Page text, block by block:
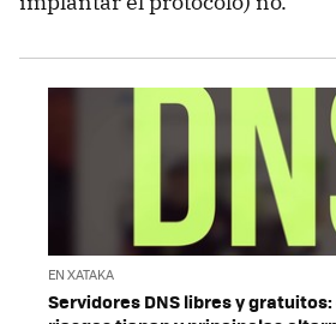
EN XATAKA
Servidores DNS libres y